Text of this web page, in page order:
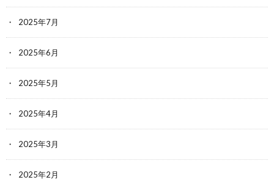
2025年7月
2025年6月
2025年5月
2025年4月
2025年3月
2025年2月